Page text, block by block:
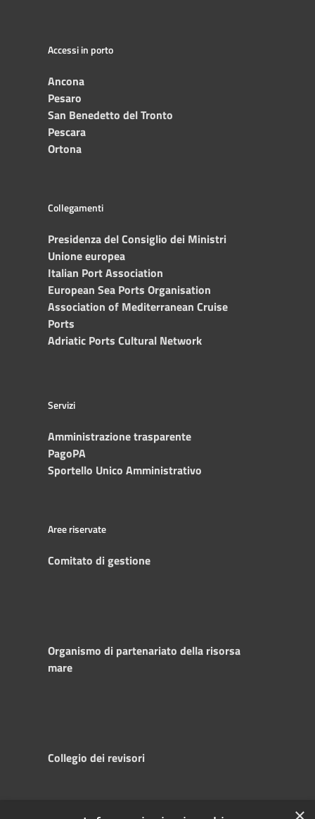
Accessi in porto
Ancona
Pesaro
San Benedetto del Tronto
Pescara
Ortona
Collegamenti
Presidenza del Consiglio dei Ministri
Unione europea
Italian Port Association
European Sea Ports Organisation
Association of Mediterranean Cruise
Ports
Adriatic Ports Cultural Network
Servizi
Amministrazione trasparente
PagoPA
Sportello Unico Amministrativo
Aree riservate
Comitato di gestione
Organismo di partenariato della risorsa
mare
Collegio dei revisori